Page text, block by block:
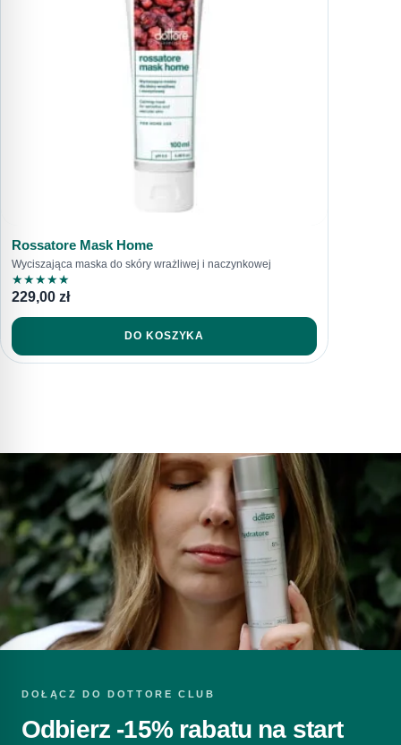
sklep@dottore.beauty
Rossatore Mask Home
Wyciszająca maska do skóry wrażliwej i naczynkowej
★★★★★
229,00 zł
DO KOSZYKA
DOŁĄCZ DO DOTTORE CLUB
Odbierz -15% rabatu na start